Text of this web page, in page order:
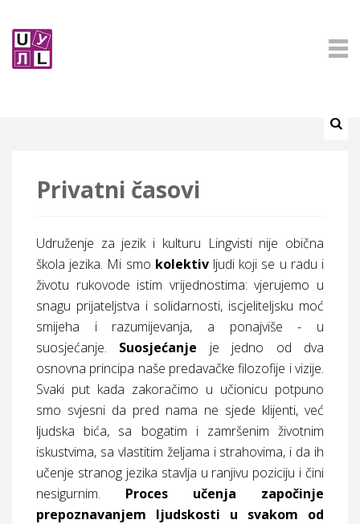
Privatni časovi
Udruženje za jezik i kulturu Lingvisti nije obična
škola jezika. Mi smo kolektivljudi koji se u radu i
životu rukovode istim vrijednostima: vjerujemo u
snagu prijateljstva i solidarnosti, iscjeliteljsku moć
smijeha i razumijevanja, a ponajviše - u
suosjećanje. Suosjećanje je jedno od dva
osnovna principa naše predavačke filozofije i vizije.
Svaki put kada zakoračimo u učionicu potpuno
smo svjesni da pred nama ne sjede klijenti, već
ljudska bića, sa bogatim i zamršenim životnim
iskustvima, sa vlastitim željama i strahovima, i da ih
učenje stranog jezika stavlja u ranjivu poziciju i čini
nesigurnim. Proces učenja započinje
prepoznavanjem ljudskosti u svakom od